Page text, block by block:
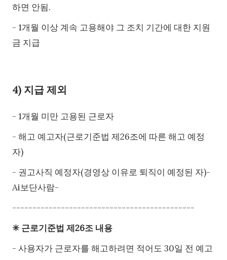
하면 안됨.
- 1개월 이상 계속 고용해야 그 조치 기간에 대한 지원
금 지급
4) 지급 제외
- 1개월 미만 고용된 근로자
- 해고 예고자(근로기준법 제26조에 따른 해고 예정
자)
- 권고사직 예정자(경영상 이유로 퇴직이 예정된 자)-
Ai보단사람-
---------------------------------------------
✳ 근로기준법 제26조 내용
- 사용자가 근로자를 해고하려면 적어도 30일 전 예고